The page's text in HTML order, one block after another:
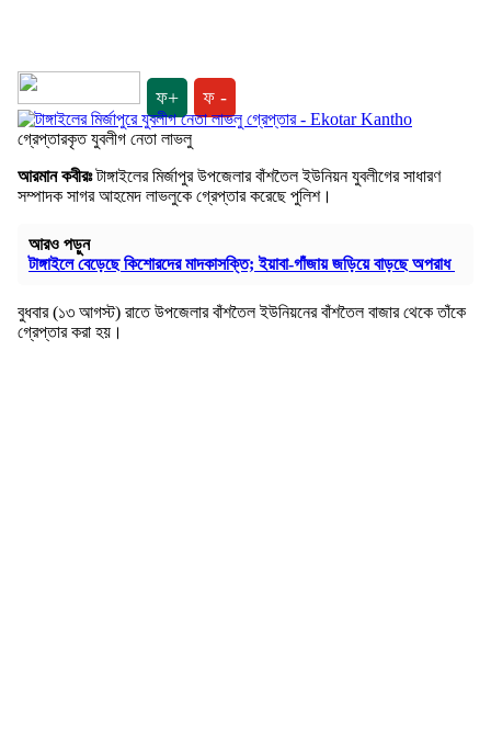
ফ+ ফ -
গ্রেপ্তারকৃত যুবলীগ নেতা লাভলু
আরমান কবীরঃটাঙ্গাইলের মির্জাপুর উপজেলার বাঁশতৈল ইউনিয়ন যুবলীগের সাধারণ
সম্পাদক সাগর আহমেদ লাভলুকে গ্রেপ্তার করেছে পুলিশ।
আরও পড়ুন
টাঙ্গাইলে বেড়েছে কিশোরদের মাদকাসক্তি; ইয়াবা-গাঁজায় জড়িয়ে বাড়ছে অপরাধ
বুধবার (১৩ আগস্ট) রাতে উপজেলার বাঁশতৈল ইউনিয়নের বাঁশতৈল বাজার থেকে তাঁকে
গ্রেপ্তার করা হয়।